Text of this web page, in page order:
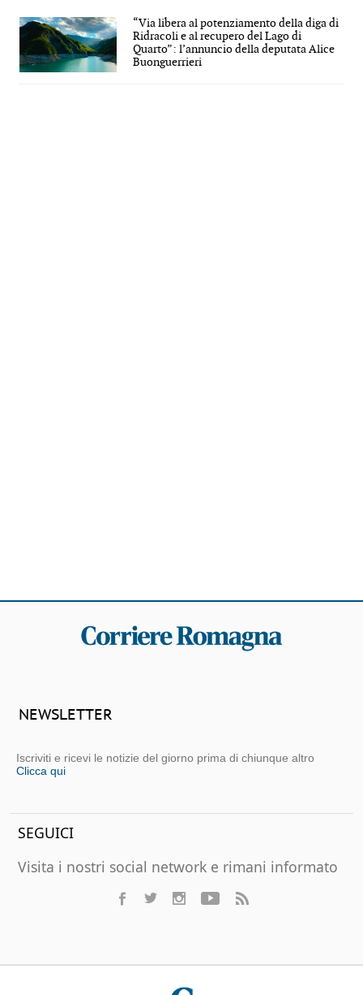
“Via libera al potenziamento della diga di
Ridracoli e al recupero del Lago di
Quarto”: l’annuncio della deputata Alice
Buonguerrieri
NEWSLETTER
Iscriviti e ricevi le notizie del giorno prima di chiunque altro
Clicca qui
SEGUICI
Visita i nostri social network e rimani informato